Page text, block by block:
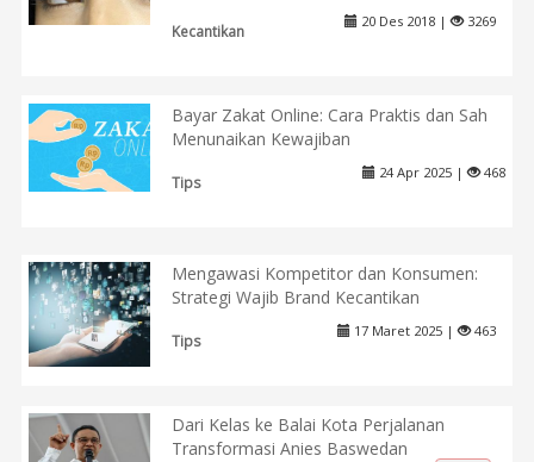
Kecantikan
20 Des 2018 | 3269
Bayar Zakat Online: Cara Praktis dan Sah
Menunaikan Kewajiban
Tips
24 Apr 2025 | 468
Mengawasi Kompetitor dan Konsumen:
Strategi Wajib Brand Kecantikan
Tips
17 Maret 2025 | 463
Dari Kelas ke Balai Kota Perjalanan
Transformasi Anies Baswedan